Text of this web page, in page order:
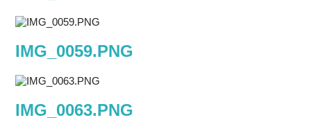
IMG_0059.PNG
IMG_0063.PNG